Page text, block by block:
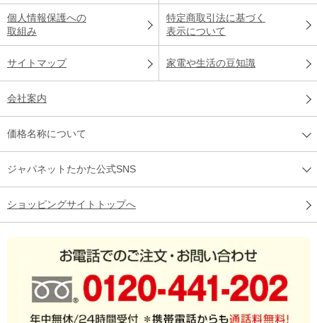
個人情報保護への
取組み
特定商取引法に基づく
表示について
サイトマップ 家電や生活の豆知識
会社案内
価格名称について
ジャパネットたかた公式SNS
ショッピングサイトトップへ